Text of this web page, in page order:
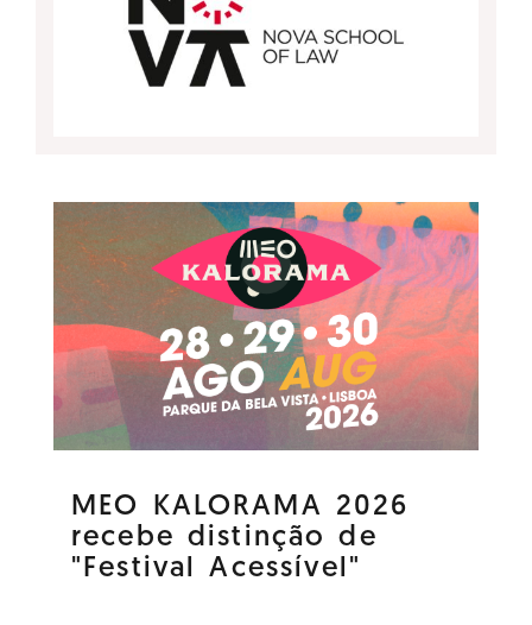
MEO KALORAMA 2026
recebe distinção de
"Festival Acessível"